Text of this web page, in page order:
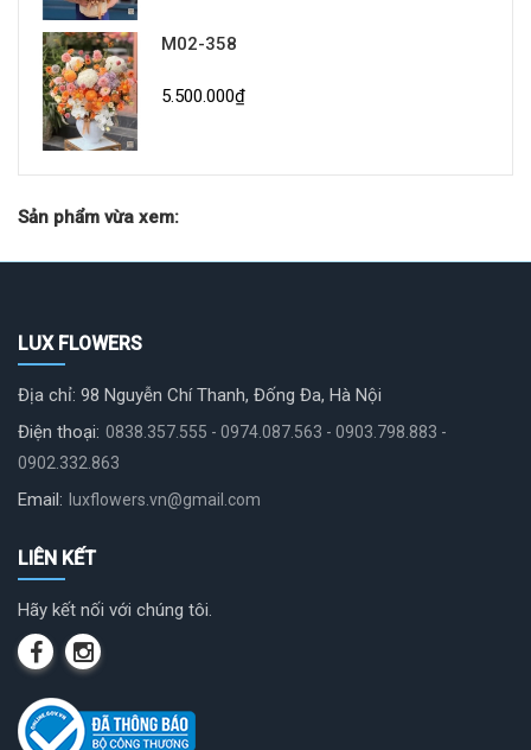
M02-358
5.500.000₫
Sản phẩm vừa xem:
LUX FLOWERS
Địa chỉ: 98 Nguyễn Chí Thanh, Đống Đa, Hà Nội
Điện thoại: 0838.357.555 - 0974.087.563 - 0903.798.883 -
0902.332.863
Email: luxflowers.vn@gmail.com
LIÊN KẾT
Hãy kết nối với chúng tôi.